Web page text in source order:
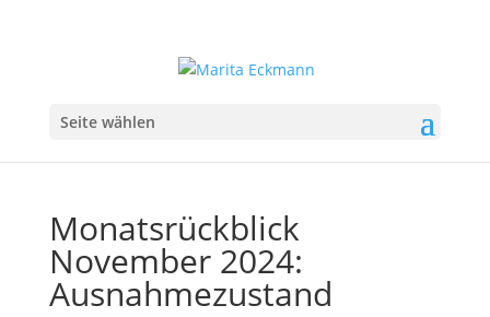
Seite wählen
Monatsrückblick
November 2024:
Ausnahmezustand